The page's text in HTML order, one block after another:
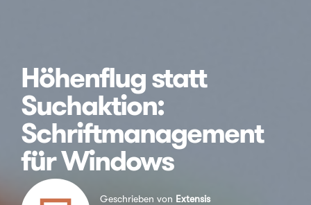
Höhenflug statt
Suchaktion:
Schriftmanagement
für Windows
Geschrieben von Extensis